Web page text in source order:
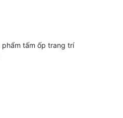
tấm ốp trang trí